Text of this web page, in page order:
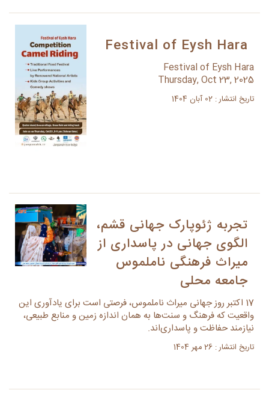
Festival of Eysh Hara
Festival of Eysh Hara
Thursday, Oct 23, 2025
تاریخ انتشار : 02 آبان 1404
تجربه ژئوپارک جهانی قشم،
الگوی جهانی در پاسداری از
میراث فرهنگی ناملموس
جامعه محلی
17 اکتبر روز جهانی میراث ناملموس، فرصتی است برای یادآوری این
واقعیت که فرهنگ و سنت‌ها به همان اندازه زمین و منابع طبیعی،
نیازمند حفاظت و پاسداری‌اند.
تاریخ انتشار : 26 مهر 1404